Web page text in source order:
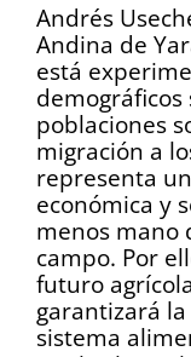
Andrés
Andina de
está
poblaciones
migración a
representa
económica y
menos mano
campo. Por
futuro
garantizará
sistema